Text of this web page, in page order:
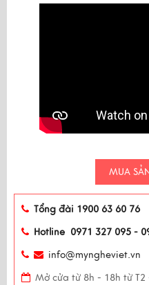
MUA
Tổng đài 1900 63 60 76
Hotline 0971 327 095 -
info@myngheviet.vn
Mở cửa từ 8h - 18h từ T2